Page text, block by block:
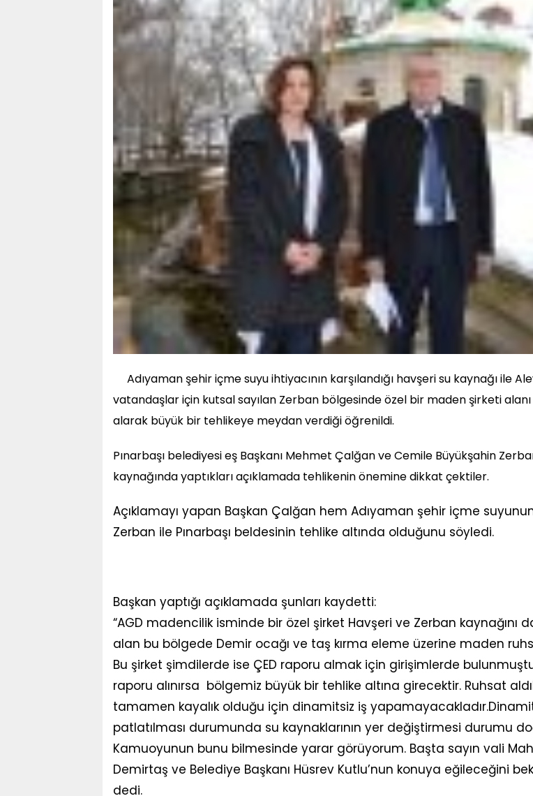
Adıyaman şehir içme suyu ihtiyacının karşılandığı havşeri su kaynağı ile
vatandaşlar için kutsal sayılan Zerban bölgesinde özel bir maden şirketi
alarak büyük bir tehlikeye meydan verdiği öğrenildi.
Pınarbaşı belediyesi eş Başkanı Mehmet Çalğan ve Cemile Büyükşahin
kaynağında yaptıkları açıklamada tehlikenin önemine dikkat çektiler.
Açıklamayı yapan Başkan Çalğan hem Adıyaman şehir içme
Zerban ile Pınarbaşı beldesinin tehlike altında olduğunu söyledi.
Başkan yaptığı açıklamada şunları kaydetti:
“AGD madencilik isminde bir özel şirket Havşeri ve Zerban kaynağını
alan bu bölgede Demir ocağı ve taş kırma eleme üzerine maden
Bu şirket şimdilerde ise ÇED raporu almak için girişimlerde
raporu alınırsa bölgemiz büyük bir tehlike altına girecektir. Ruhsat
tamamen kayalık olduğu için dinamitsiz iş
patlatılması durumunda su kaynaklarının yer değiştirmesi durumu
Kamuoyunun bunu bilmesinde yarar görüyorum. Başta sayın vali
Demirtaş ve Belediye Başkanı Hüsrev Kutlu’nun konuya eğileceğini
dedi.